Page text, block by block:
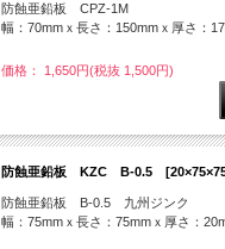
防蝕亜鉛板 CPZ-1M
幅：70mmｘ長さ：150mmｘ厚さ：
価格： 1,650円(税抜 1,500円)
防蝕亜鉛板 KZC B-0.5
防蝕亜鉛板 B-0.5 九州ジンク
幅：75mmｘ長さ：75mmｘ厚さ：